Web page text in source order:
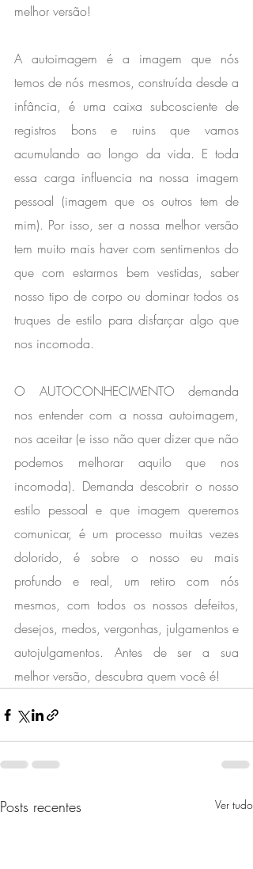
melhor versão!⁣ ⁣
A autoimagem é a imagem que nós
temos de nós mesmos, construída desde a
infância, é uma caixa subcosciente de
registros bons e ruins que vamos
acumulando ao longo da vida.⁣ ⁣E toda
essa carga influencia na nossa imagem
pessoal (imagem que os outros tem de
mim). Por isso, ser a nossa melhor versão
tem muito mais haver com sentimentos do
que com estarmos bem vestidas, saber
nosso tipo de corpo ou dominar todos os
truques de estilo para disfarçar algo que
nos incomoda.⁣
⁣O AUTOCONHECIMENTO demanda
nos entender com a nossa autoimagem,
nos aceitar (e isso não quer dizer que não
podemos melhorar aquilo que nos
incomoda). Demanda descobrir o nosso
estilo pessoal e que imagem queremos
comunicar, é um processo muitas vezes
dolorido, é sobre o nosso eu mais
profundo e real, um retiro com nós
mesmos, com todos os nossos defeitos,
desejos, medos, vergonhas, julgamentos e
autojulgamentos. ⁣Antes de ser a sua
melhor versão, descubra quem você é!⁣ ⁣
Posts recentes Ver tudo